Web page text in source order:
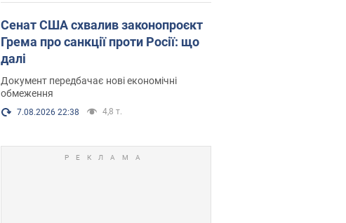
Сенат США схвалив законопроєкт
Грема про санкції проти Росії: що
далі
Документ передбачає нові економічні
обмеження
7.08.2026 22:38 4,8 т.